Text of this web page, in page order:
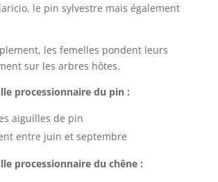
le pin sylvestre mais également
les femelles pondent leurs
sur les arbres hôtes.
processionnaire du pin :
aiguilles de pin
entre juin et septembre
processionnaire du chêne :